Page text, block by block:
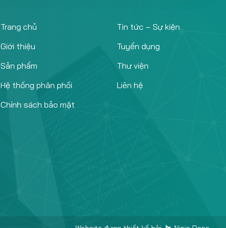
Trang chủ
Giới thiệu
Sản phẩm
Hệ thống phân phối
Chính sách bảo mật
Tin tức – Sự kiện
Tuyển dụng
Thư viện
Liên hệ